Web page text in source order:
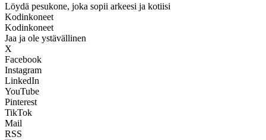
Löydä pesukone, joka sopii arkeesi ja kotiisi
Kodinkoneet
Kodinkoneet
Jaa ja ole ystävällinen
X
Facebook
Instagram
LinkedIn
YouTube
Pinterest
TikTok
Mail
RSS